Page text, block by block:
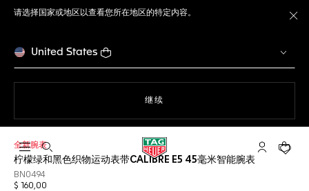
请选择国家或地区以查看您所在地区的特定内容。
United States
继续
打开搜索 My TAG您的
全新腕表
柠檬绿和黑色织物运动表带CALIBRE E5 45毫米智能腕表
BN0494
$ 160,00